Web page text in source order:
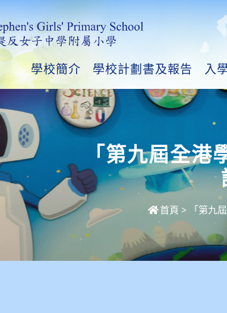
學校簡介 學校計劃書及報告 入
「第九屆全
首頁 > 「第九